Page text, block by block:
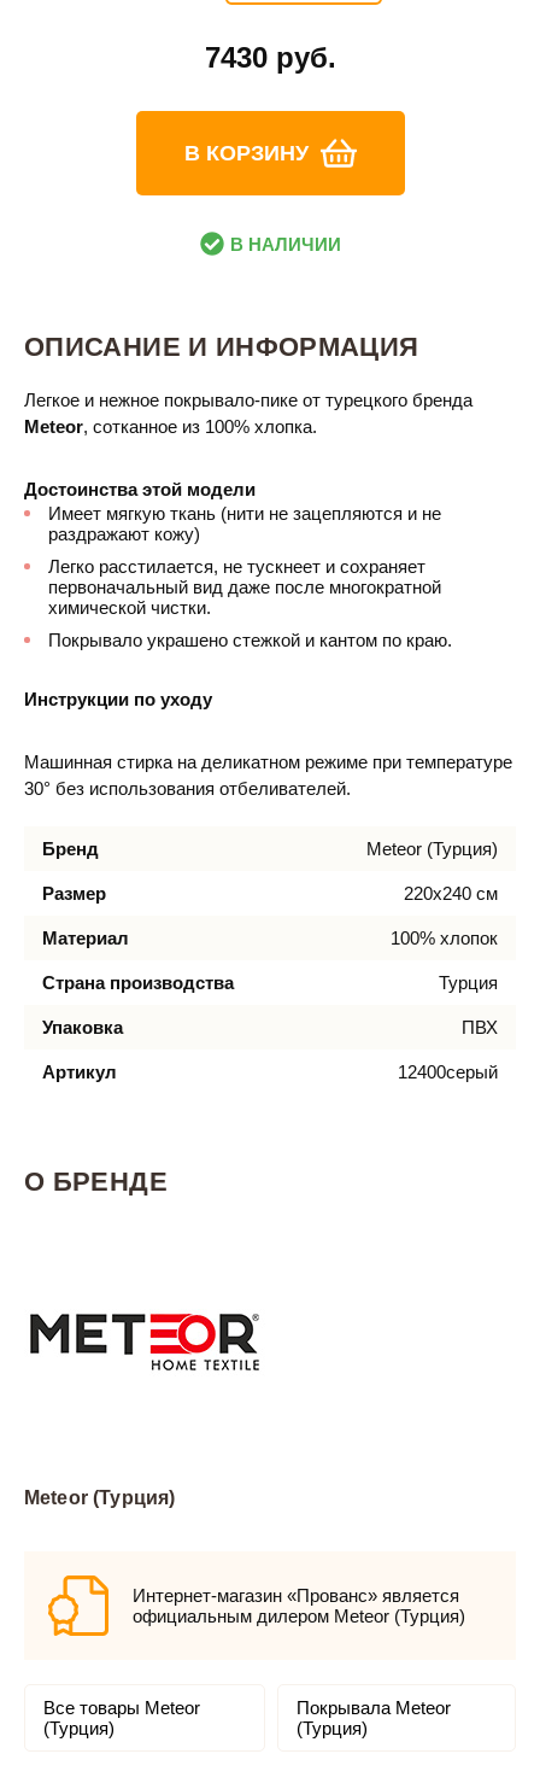
7430 руб.
В КОРЗИНУ
В НАЛИЧИИ
ОПИСАНИЕ И ИНФОРМАЦИЯ
Легкое и нежное покрывало-пике от турецкого бренда
Meteor, сотканное из 100% хлопка.
Достоинства этой модели
Имеет мягкую ткань (нити не зацепляются и не
раздражают кожу)
Легко расстилается, не тускнеет и сохраняет
первоначальный вид даже после многократной
химической чистки.
Покрывало украшено стежкой и кантом по краю.
Инструкции по уходу
Машинная стирка на деликатном режиме при температуре
30° без использования отбеливателей.
Бренд Meteor (Турция)
Размер 220х240 см
Материал 100% хлопок
Страна производства Турция
Упаковка ПВХ
Артикул 12400серый
О БРЕНДЕ
Meteor (Турция)
Интернет-магазин «Прованс» является
официальным дилером Meteor (Турция)
Все товары Meteor
(Турция)
Покрывала Meteor
(Турция)